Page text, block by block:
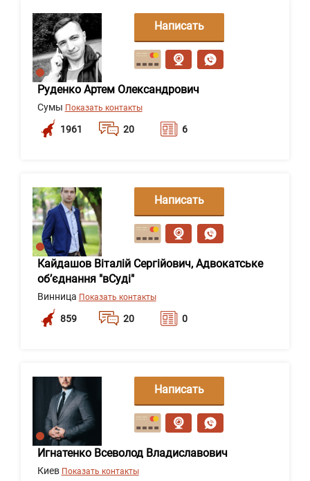
Руденко Артем Олександрович
Сумы Показать контакты
1961 20 6
Написать
сообщение
Кайдашов Віталій Сергійович, Адвокатське
об’єднання "вСуді"
Винница Показать контакты
859 20 0
Написать
сообщение
Игнатенко Всеволод Владиславович
Киев Показать контакты
Написать
сообщение